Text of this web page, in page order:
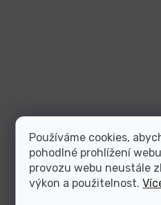
Používáme cookies,
pohodlné prohlížení
provozu webu neustále
výkon a použitelnost.